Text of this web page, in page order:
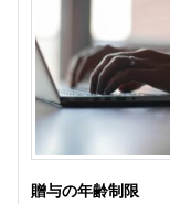
贈与の年齢制限